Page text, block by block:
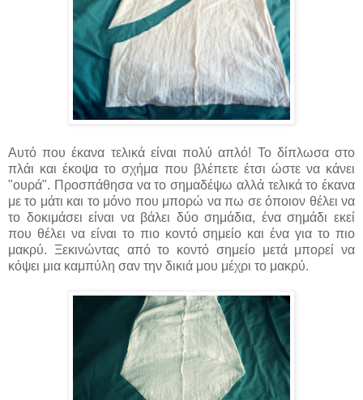
Αυτό που έκανα τελικά είναι πολύ απλό! Το δίπλωσα στο
πλάι και έκοψα το σχήμα που βλέπετε έτσι ώστε να κάνει
"ουρά". Προσπάθησα να το σημαδέψω αλλά τελικά το έκανα
με το μάτι και το μόνο που μπορώ να πω σε όποιον θέλει να
το δοκιμάσει είναι να βάλει δύο σημάδια, ένα σημάδι εκεί
που θέλει να είναι το πιο κοντό σημείο και ένα για το πιο
μακρύ. Ξεκινώντας από το κοντό σημείο μετά μπορεί να
κόψει μια καμπύλη σαν την δικιά μου μέχρι το μακρύ.